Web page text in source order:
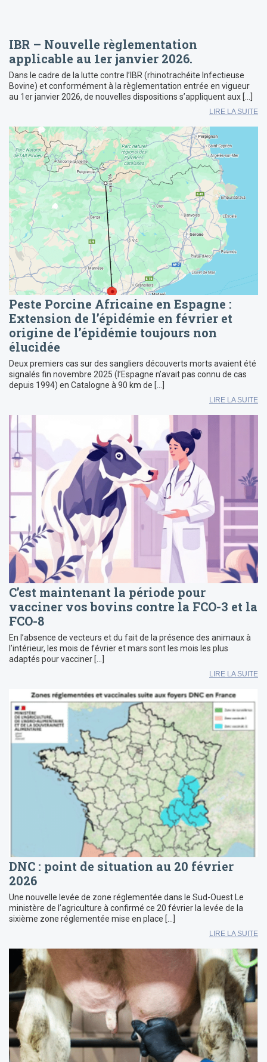
IBR – Nouvelle règlementation
applicable au 1er janvier 2026.
Dans le cadre de la lutte contre l’IBR (rhinotrachéite Infectieuse
Bovine) et conformément à la règlementation entrée en vigueur
au 1er janvier 2026, de nouvelles dispositions s’appliquent aux […]
LIRE LA SUITE
Peste Porcine Africaine en Espagne :
Extension de l’épidémie en février et
origine de l’épidémie toujours non
élucidée
Deux premiers cas sur des sangliers découverts morts avaient été
signalés fin novembre 2025 (l’Espagne n’avait pas connu de cas
depuis 1994) en Catalogne à 90 km de […]
LIRE LA SUITE
C’est maintenant la période pour
vacciner vos bovins contre la FCO-3 et la
FCO-8
En l’absence de vecteurs et du fait de la présence des animaux à
l’intérieur, les mois de février et mars sont les mois les plus
adaptés pour vacciner […]
LIRE LA SUITE
DNC : point de situation au 20 février
2026
Une nouvelle levée de zone réglementée dans le Sud-Ouest Le
ministère de l’agriculture à confirmé ce 20 février la levée de la
sixième zone réglementée mise en place […]
LIRE LA SUITE